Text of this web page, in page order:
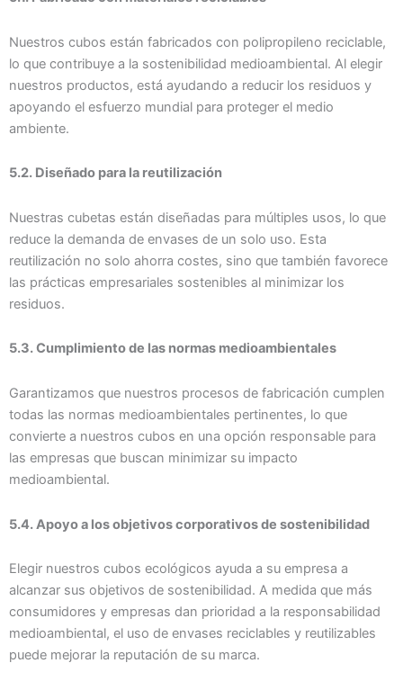
Nuestros cubos están fabricados con polipropileno reciclable,
lo que contribuye a la sostenibilidad medioambiental. Al elegir
nuestros productos, está ayudando a reducir los residuos y
apoyando el esfuerzo mundial para proteger el medio
ambiente.
5.2. Diseñado para la reutilización
Nuestras cubetas están diseñadas para múltiples usos, lo que
reduce la demanda de envases de un solo uso. Esta
reutilización no solo ahorra costes, sino que también favorece
las prácticas empresariales sostenibles al minimizar los
residuos.
5.3. Cumplimiento de las normas medioambientales
Garantizamos que nuestros procesos de fabricación cumplen
todas las normas medioambientales pertinentes, lo que
convierte a nuestros cubos en una opción responsable para
las empresas que buscan minimizar su impacto
medioambiental.
5.4. Apoyo a los objetivos corporativos de sostenibilidad
Elegir nuestros cubos ecológicos ayuda a su empresa a
alcanzar sus objetivos de sostenibilidad. A medida que más
consumidores y empresas dan prioridad a la responsabilidad
medioambiental, el uso de envases reciclables y reutilizables
puede mejorar la reputación de su marca.